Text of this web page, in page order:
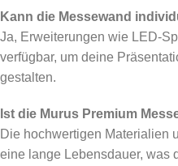
Kann die Messewand
Ja, Erweiterungen wie LED-
verfügbar, um deine
gestalten.
Ist die Murus Premium
Die hochwertigen Materialien
eine lange Lebensdauer, was